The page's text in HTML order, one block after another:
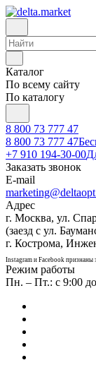
Каталог
По всему сайту
По каталогу
8 800 73 777 47
8 800 73 777 47
+7 910 194-30-00
Заказать звонок
E-mail
Адрес
г. Москва, ул.
(заезд с ул.
г. Кострома,
Instagram и Facebook признаны
Режим работы
Пн. – Пт.: с 9:00